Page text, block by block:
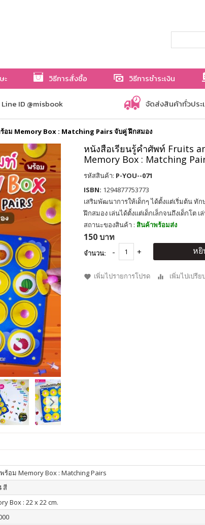
ะ วิธีการสั่งซื้อ วิธีการชำระเงิน
Line ID @misbook จัดส่งสินค้าทั่วประ
ม Memory Box : Matching Pairs จับคู่ ฝึกสมอง
หนังสือเรียนรู้คำศัพท์ Fruits
Memory Box : Matching
รหัสสินค้า: P-YOU--071
ISBN: 1294877753773
เสริมพัฒนาการให้เด็กๆ ได้ตั้งแต่เริ่มต้น ทั
ฝึกสมอง เล่นได้ตั้งแต่เด็กเล็กจนถึงเด็กโต
สถานะของสินค้า : สินค้าพร้อมส่ง
150 บาท
จำนวน: หยิ
เพิ่มไปรายการโปรด เพิ่มไปเปรีย
พร้อม Memory Box : Matching Pairs
สี
Box : 22 x 22 cm.